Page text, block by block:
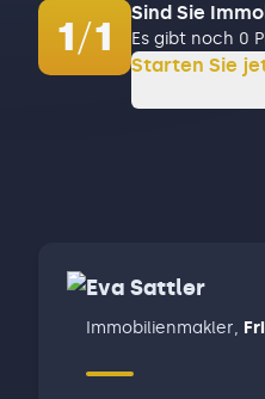
1/1
Sind Sie
Es gibt noch 0
Starten Sie
Eva Sattler
Immobilienmakler,